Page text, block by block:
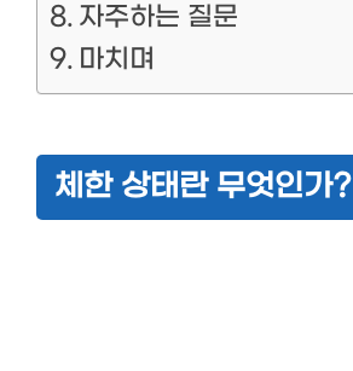
자주하는 질문
마치며
체한 상태란 무엇인가?